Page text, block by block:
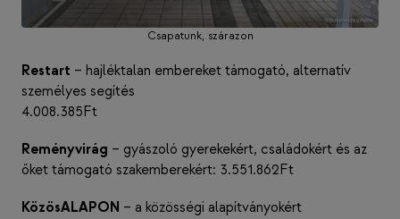
Csapatunk, szárazon
Restart – hajléktalan embereket támogató, alternatív
személyes segítés
4.008.385Ft
Reményvirág – gyászoló gyerekekért, családokért és az
őket támogató szakemberekért: 3.551.862Ft
KözösALAPON – a közösségi alapítványokért